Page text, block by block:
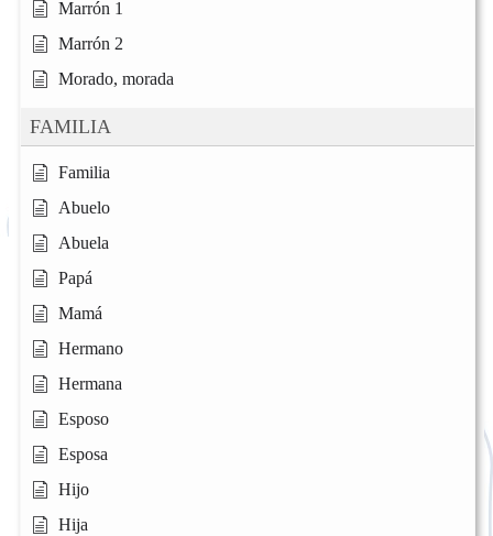
Marrón 1
Marrón 2
Morado, morada
FAMILIA
Familia
Abuelo
Abuela
Papá
Mamá
Hermano
Hermana
Esposo
Esposa
Hijo
Hija